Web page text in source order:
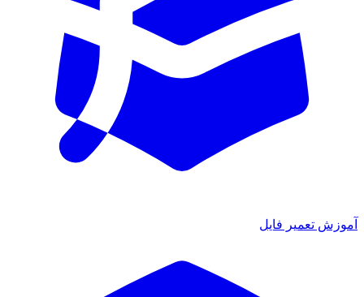
آموزش تعمیر فایل